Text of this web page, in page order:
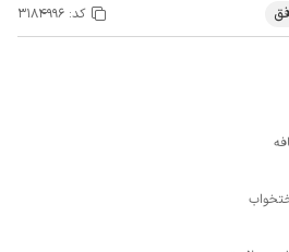
کد: 3184996